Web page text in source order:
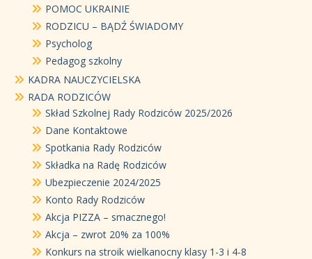
POMOC UKRAINIE
RODZICU – BĄDŹ ŚWIADOMY
Psycholog
Pedagog szkolny
KADRA NAUCZYCIELSKA
RADA RODZICÓW
Skład Szkolnej Rady Rodziców 2025/2026
Dane Kontaktowe
Spotkania Rady Rodziców
Składka na Radę Rodziców
Ubezpieczenie 2024/2025
Konto Rady Rodziców
Akcja PIZZA – smacznego!
Akcja – zwrot 20% za 100%
Konkurs na stroik wielkanocny klasy 1-3 i 4-8